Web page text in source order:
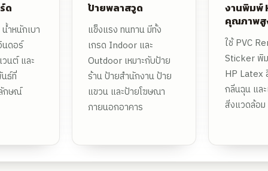
ด
ำหนักเบา
นดอร์
นต์ และ
ธ์ที่
กษณ์
ป้ายพลาสวูด
แข็งแรง ทนทาน มีทั้ง
เกรด Indoor และ
Outdoor เหมาะกับป้าย
ร้าน ป้ายสำนักงาน ป้าย
แขวน และป้ายโฆษณา
ภายนอกอาคาร
งานพิมพ์
คุณภาพ
ใช้ PVC
Sticker พิ
HP Latex
กลิ่นฉุน แล
สิ่งแวดล้อม